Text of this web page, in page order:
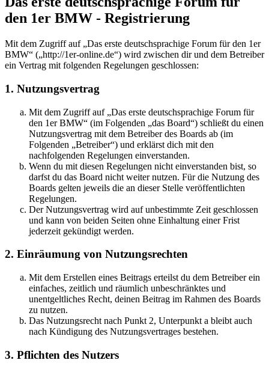
den 1er BMW - Registrierung
Mit dem Zugriff auf „Das erste deutschsprachige Forum für den 1er
BMW“ („http://1er-online.de“) wird zwischen dir und dem Betreiber
ein Vertrag mit folgenden Regelungen geschlossen:
1. Nutzungsvertrag
Mit dem Zugriff auf „Das erste deutschsprachige Forum für
den 1er BMW“ (im Folgenden „das Board“) schließt du einen
Nutzungsvertrag mit dem Betreiber des Boards ab (im
Folgenden „Betreiber“) und erklärst dich mit den
nachfolgenden Regelungen einverstanden.
Wenn du mit diesen Regelungen nicht einverstanden bist, so
darfst du das Board nicht weiter nutzen. Für die Nutzung des
Boards gelten jeweils die an dieser Stelle veröffentlichten
Regelungen.
Der Nutzungsvertrag wird auf unbestimmte Zeit geschlossen
und kann von beiden Seiten ohne Einhaltung einer Frist
jederzeit gekündigt werden.
2. Einräumung von Nutzungsrechten
Mit dem Erstellen eines Beitrags erteilst du dem Betreiber ein
einfaches, zeitlich und räumlich unbeschränktes und
unentgeltliches Recht, deinen Beitrag im Rahmen des Boards
zu nutzen.
Das Nutzungsrecht nach Punkt 2, Unterpunkt a bleibt auch
nach Kündigung des Nutzungsvertrages bestehen.
3. Pflichten des Nutzers